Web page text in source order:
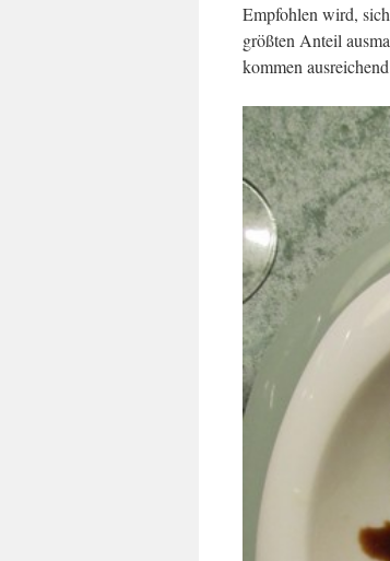
Empfohlen wird,
größten Anteil
kommen